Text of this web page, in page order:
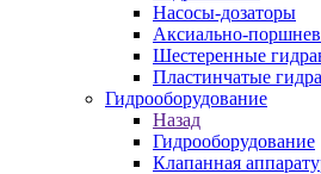
Насосы-дозаторы
Аксиально-
Шестеренные
Пластинчатые
Гидрооборудование
Назад
Гидрооборудование
Клапанная